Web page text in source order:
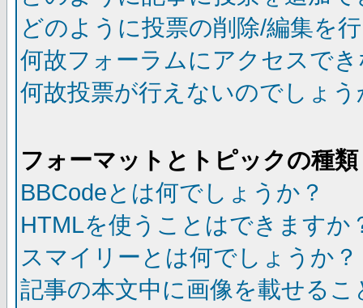
どのように投票の削除/編集を
何故フォーラムにアクセスで
何故投票が行えないのでしょう
フォーマットとトピックの種類
BBCodeとは何でしょうか？
HTMLを使うことはできますか
スマイリーとは何でしょうか？
記事の本文中に画像を載せる